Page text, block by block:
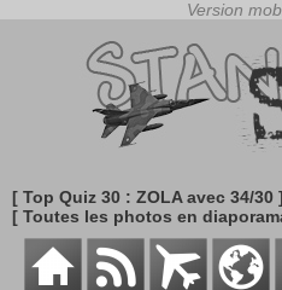
[ Top Quiz 30 : ZOLA avec 34/30 ]
[ Toutes les photos en